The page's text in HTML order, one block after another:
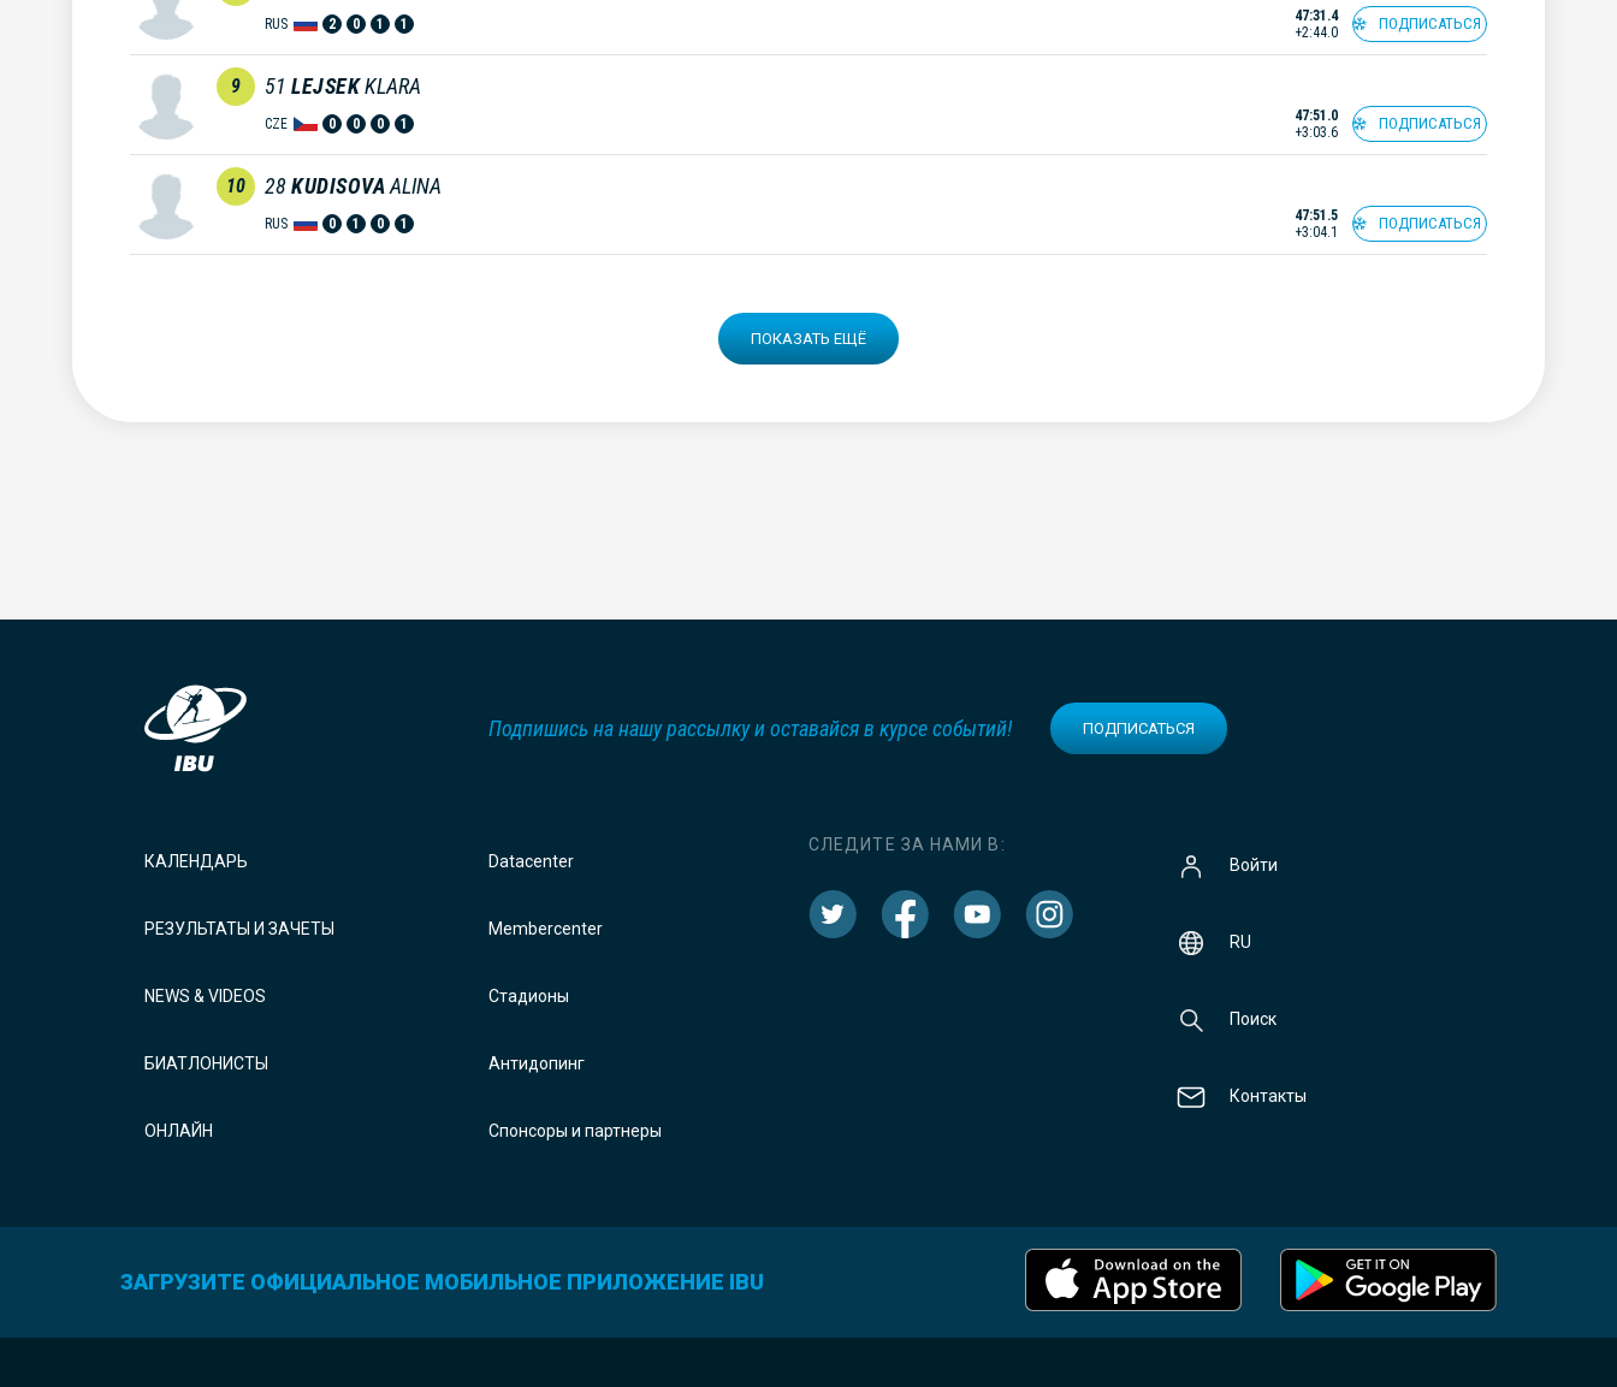
RUS 2 0 1 1
47:31.4
+2:44.0
ПОДПИСАТЬСЯ
9 51 LEJSEKKLARA
CZE 0 0 0 1
47:51.0
+3:03.6
ПОДПИСАТЬСЯ
10 28KUDISOVAALINA
RUS 0 1 0 1
47:51.5
+3:04.1
ПОДПИСАТЬСЯ
ПОКАЗАТЬ ЕЩЁ
Подпишись на нашу рассылку и оставайся в курсе событий! ПОДПИСАТЬСЯ
КАЛЕНДАРЬ
РЕЗУЛЬТАТЫ И ЗАЧЕТЫ
NEWS & VIDEOS
БИАТЛОНИСТЫ
ОНЛАЙН
Datacenter
Membercenter
Стадионы
Антидопинг
Спонсоры и партнеры
СЛЕДИТЕ ЗА НАМИ В:
Войти
RU
Поиск
Контакты
ЗАГРУЗИТЕ ОФИЦИАЛЬНОЕ МОБИЛЬНОЕ ПРИЛОЖЕНИЕ IBU